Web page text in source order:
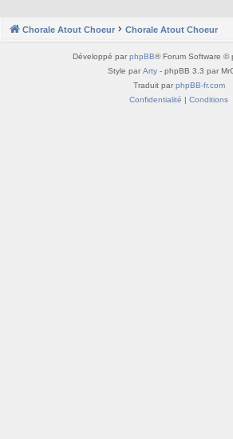
Chorale Atout Choeur Chorale Atout Choeur
Développé par phpBB® Forum Software ©
Style par Arty - phpBB 3.3 par
Traduit par phpBB-fr.com
Confidentialité | Conditions